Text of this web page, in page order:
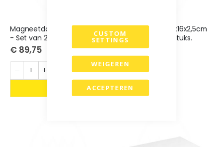
ACCEPTEREN
CUSTOM
SETTINGS
WEIGEREN
Magneetdoos 21x15x2cm Wit
- Set van 25 stuks.
€ 89,75
Magneetdoos 22x16x2,5cm
Wit - Set van 25 stuks.
€ 77,25
Niet op voorraad